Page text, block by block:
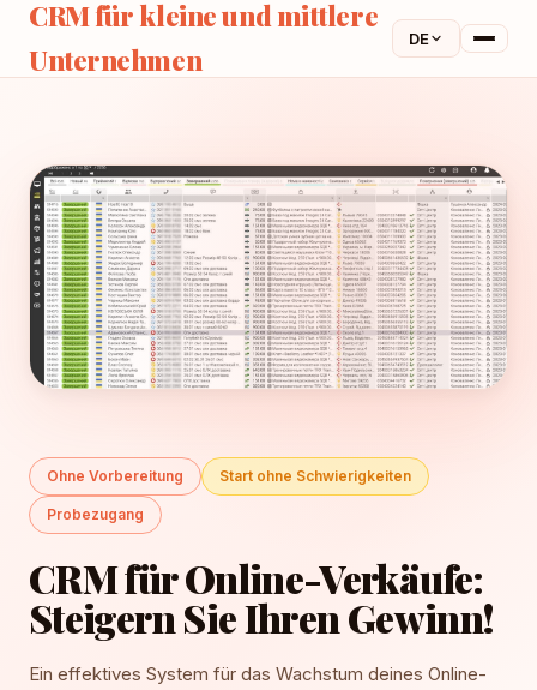
CRM für kleine und mittlere
Unternehmen
DE
Ohne Vorbereitung Start ohne Schwierigkeiten
Probezugang
CRM für Online-Verkäufe:
Steigern Sie Ihren Gewinn!
Ein effektives System für das Wachstum deines Online-